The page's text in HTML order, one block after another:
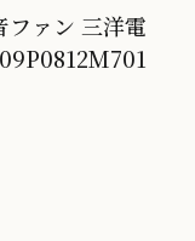
ァン 三洋電